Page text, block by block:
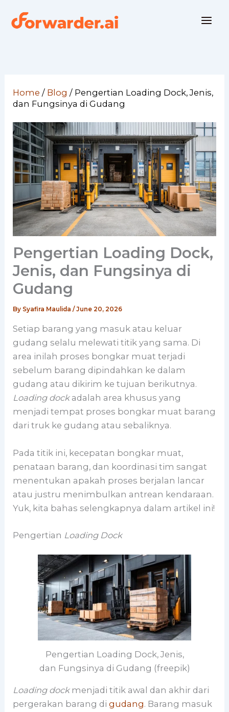
Home / Blog / Pengertian Loading Dock, Jenis,
dan Fungsinya di Gudang
Pengertian Loading Dock,
Jenis, dan Fungsinya di
Gudang
By Syafira Maulida/June 20, 2026
Setiap barang yang masuk atau keluar
gudang selalu melewati titik yang sama. Di
area inilah proses bongkar muat terjadi
sebelum barang dipindahkan ke dalam
gudang atau dikirim ke tujuan berikutnya.
Loading dockadalah area khusus yang
menjadi tempat proses bongkar muat barang
dari truk ke gudang atau sebaliknya.
Pada titik ini, kecepatan bongkar muat,
penataan barang, dan koordinasi tim sangat
menentukan apakah proses berjalan lancar
atau justru menimbulkan antrean kendaraan.
Yuk, kita bahas selengkapnya dalam artikel ini!
Pengertian Loading Dock
Pengertian Loading Dock, Jenis,
dan Fungsinya di Gudang (freepik)
Loading dockmenjadi titik awal dan akhir dari
pergerakan barang digudang. Barang masuk